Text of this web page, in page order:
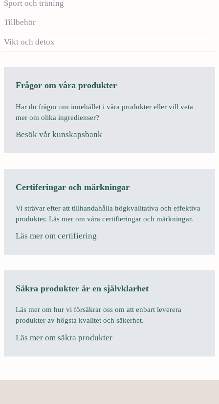
Sport och träning
Tillbehör
Vikt och detox
Frågor om våra produkter
Har du frågor om innehållet i våra produkter eller vill veta
mer om olika ingredienser?
Besök vår kunskapsbank
Certiferingar och märkningar
Vi strävar efter att tillhandahålla högkvalitativa och effektiva
produkter. Läs mer om våra certifieringar och märkningar.
Läs mer om certifiering
Säkra produkter är en självklarhet
Läs mer om hur vi försäkrar oss om att enbart leverera
produkter av högsta kvalitet och säkerhet.
Läs mer om säkra produkter